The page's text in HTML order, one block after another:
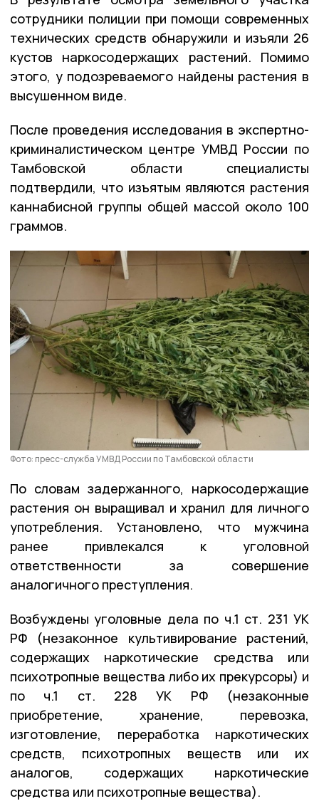
сотрудники полиции при помощи современных
технических средств обнаружили и изъяли 26
кустов наркосодержащих растений. Помимо
этого, у подозреваемого найдены растения в
высушенном виде.
После проведения исследования в экспертно-
криминалистическом центре УМВД России по
Тамбовской области специалисты
подтвердили, что изъятым являются растения
каннабисной группы общей массой около 100
граммов.
Фото: пресс-служба УМВД России по Тамбовской области
По словам задержанного, наркосодержащие
растения он выращивал и хранил для личного
употребления. Установлено, что мужчина
ранее привлекался к уголовной
ответственности за совершение
аналогичного преступления.
Возбуждены уголовные дела по ч.1 ст. 231 УК
РФ (незаконное культивирование растений,
содержащих наркотические средства или
психотропные вещества либо их прекурсоры) и
по ч.1 ст. 228 УК РФ (незаконные
приобретение, хранение, перевозка,
изготовление, переработка наркотических
средств, психотропных веществ или их
аналогов, содержащих наркотические
средства или психотропные вещества).